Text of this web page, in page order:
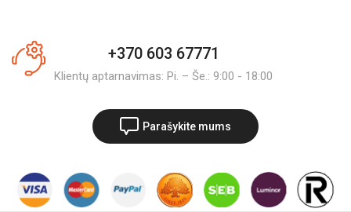
+370 603 67771
Klientų aptarnavimas: Pi. – Še.: 9:00 - 18:00
Parašykite mums